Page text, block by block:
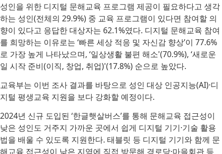
성인을 위한 디지털 문해교육 프로그램 제공이 필요하다고 생각
하는 성인(전체의 29.9%) 중 교육 프로그램이 있다면 참여할 의
향이 있다고 응답한 대상자는 62.1%였다. 디지털 문해교육 참여
를 희망하는 이유로는 ‘빠른 세상 적응 및 자신감 향상’이 77.6%
로 가장 높게 나타났으며, ‘일상생활 불편 해소'(70.9%), ‘새로운
일 시작 준비(이직, 창업, 취업)'(17.8%) 순으로 높았다.
교육부는 이번 조사 결과를 바탕으로 성인 대상 인공지능(AI)·디
지털 평생교육 지원을 보다 강화할 예정이다.
2024년 신규 도입된 ‘한글햇살버스’를 통해 문해교육 접근성이
낮은 성인도 거주지 가까운 곳에서 쉽게 디지털 기기·기술 활용
법을 배울 수 있도록 지원한다. 태블릿 등 디지털 기기와 함께 문
해교육 접근성이 낮은 지역에 직접 방문해 경로당·마을회관 등